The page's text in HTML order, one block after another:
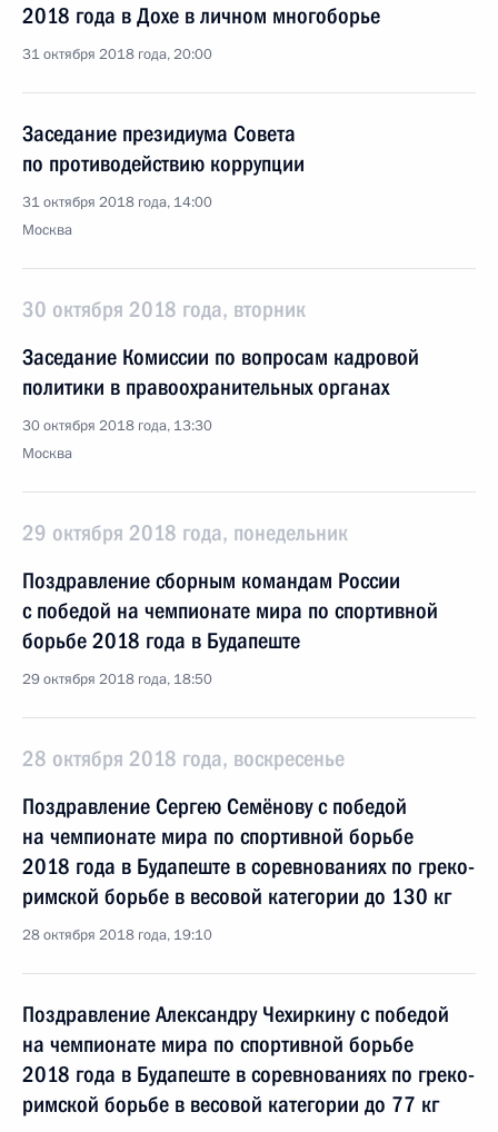
2018 года в Дохе в личном многоборье
31 октября 2018 года, 20:00
Заседание президиума Совета
по противодействию коррупции
31 октября 2018 года, 14:00
Москва
30 октября 2018 года, вторник
Заседание Комиссии по вопросам кадровой
политики в правоохранительных органах
30 октября 2018 года, 13:30
Москва
29 октября 2018 года, понедельник
Поздравление сборным командам России
с победой на чемпионате мира по спортивной
борьбе 2018 года в Будапеште
29 октября 2018 года, 18:50
28 октября 2018 года, воскресенье
Поздравление Сергею Семёнову с победой
на чемпионате мира по спортивной борьбе
2018 года в Будапеште в соревнованиях по греко-
римской борьбе в весовой категории до 130 кг
28 октября 2018 года, 19:10
Поздравление Александру Чехиркину с победой
на чемпионате мира по спортивной борьбе
2018 года в Будапеште в соревнованиях по греко-
римской борьбе в весовой категории до 77 кг